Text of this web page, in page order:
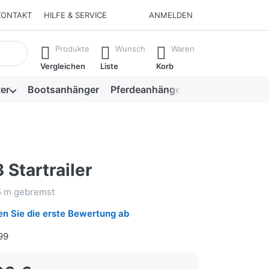
HILFE & SERVICE ANMELDEN
erste Ergebnisse. Drücken Sie die Eingabetaste, um alle
Produkte
Vergleichen
Wunsch
Liste
Waren
Korb
Bootsanhänger Pferdeanhänger
Startrailer
m gebremst
Sie die erste Bewertung ab